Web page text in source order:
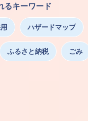
るキーワード
ハザードマップ
ふるさと納税 ごみ